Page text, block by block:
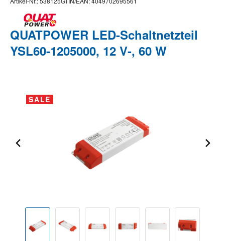
QUATPOWER LED-Schaltnetzteil
YSL60-1205000, 12 V-, 60 W
Bildergalerie überspringen
SALE